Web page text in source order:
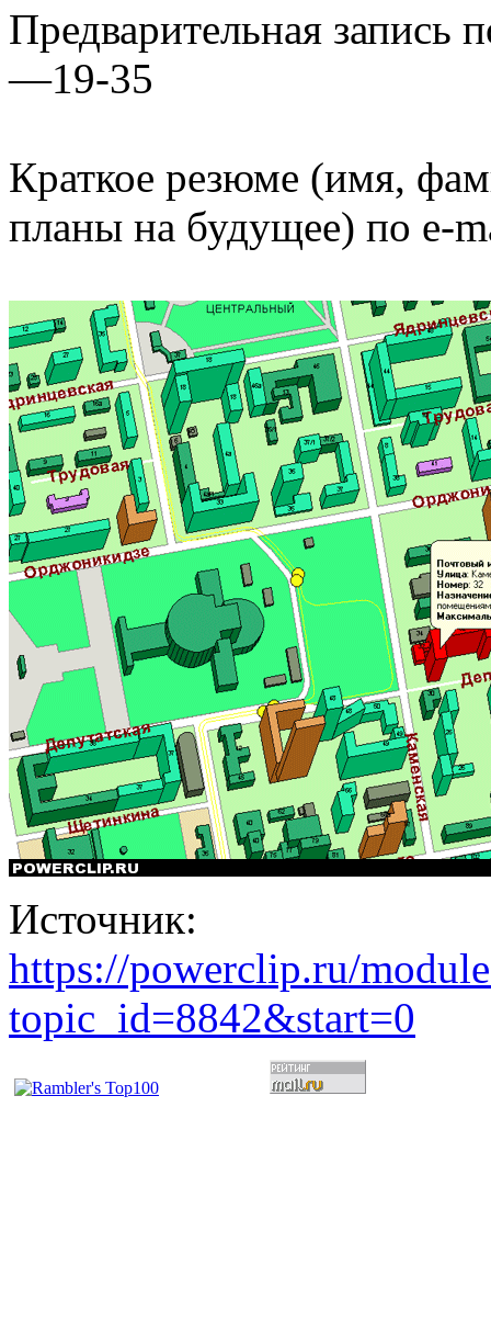
Предварительная
—19-35
Краткое резюме (имя,
планы на будущее) по e-
Источник:
https://powerclip.ru/
topic_id=8842&start=0